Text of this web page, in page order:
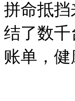
拼命抵
结了数
账单，